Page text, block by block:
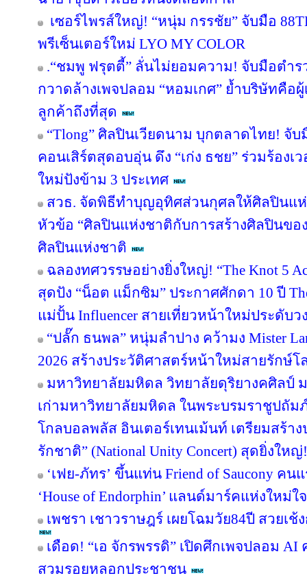
เซอร์ไพรส์ใหญ่! “หนุ่ม กรรชัย” จับมือ
พรีเซ็นเตอร์ใหม่ LYO MY COLOR
.“ชมพู ฟรุตตี้” ลั่นไม่ยอมความ! จับมือตำร
กวาดล้างเพจปลอม “หอมเกศ” ย้ำบริษัทคือ
ลูกค้าถึงที่สุด
“Tlong” ศิลปินเวียดนาม บุกตลาดไทย! จั
คอนเสิร์ตสุดอบอุ่น ดึง “เก่ง ธชย” ร่วมร้องเ
ใหม่ปังข้าม 3 ประเทศ
สวธ. จัดพิธีทำบุญอุทิศส่วนกุศลให้ศิลปินแ
หัวข้อ “ศิลปินแห่งชาติกับการสร้างศิลปินขอ
ศิลปินแห่งชาติ
ฉลองทศวรรษอย่างยิ่งใหญ่! “The Knot 5
สุดปัง “น็อต แม็กซิม” ประกาศศักดา 10 ปี
แม่ปั้น Influencer สายเที่ยวหน้าใหม่ประดับว
“ปลั๊ก ธนพล” หนุ่มลำปาง คว้ามง Mister
2026 สร้างประวัติศาสตร์หน้าใหม่สายรักษ์โ
มหาวิทยาลัยมหิดล วิทยาลัยดุริยางคศิลป์
เก่ามหาวิทยาลัยมหิดล ในพระบรมราชูปถัม
โกลบอลพลัส อินเตอร์เทนเม้นท์ เตรียมสร้า
รักชาติ” (National Unity Concert) สุดยิ่งใ
‘เฟย-ภัทร’ ขึ้นแท่น Friend of Saucony ค
‘House of Endorphin’ แลนด์มาร์คแห่งใหม่
เพชรา เชาวราษฎร์ เผยโฉมวัย84ปี สวยเ
เดือด! “เอ จักรพรรดิ” เปิดศึกเพจปลอม
สวมรอยหลอกประชาชน